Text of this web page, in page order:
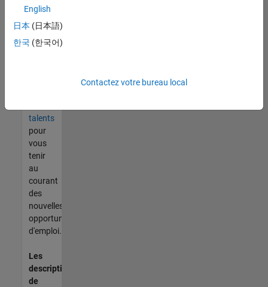
d'offre
corresponde
à vos
talents
pour
vous
tenir
au
courant
des
nouvelles
opportunités
d'emploi.
Les
descriptions
de
English
日本 (日本語)
한국 (한국어)
Contactez votre bureau local